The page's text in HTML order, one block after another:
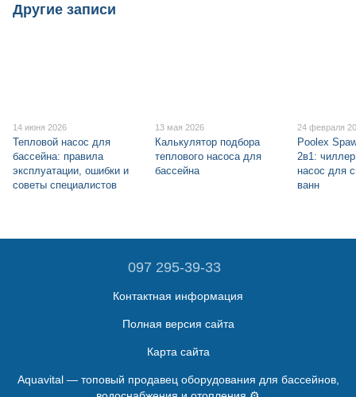
Другие записи
14 июня 2026
Тепловой насос для
бассейна: правила
эксплуатации, ошибки и
советы специалистов
13 мая 2026
Калькулятор подбора
теплового насоса для
бассейна
24 февраля
Poolex
2в1:
насос для
ванн
097 295-39-33
Контактная информация
Полная версия сайта
Карта сайта
Aquavital — топовый продавец оборудования для бассейнов,